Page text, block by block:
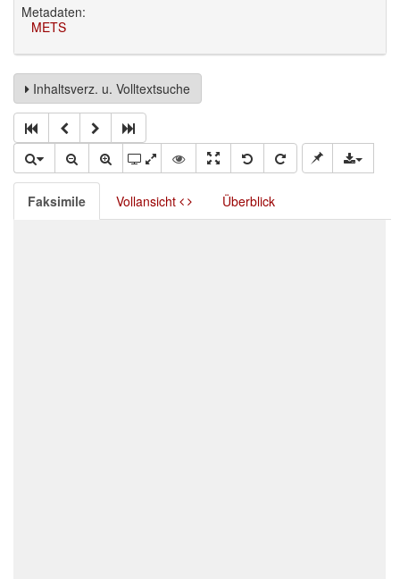
Metadaten:
METS
Inhaltsverz. u. Volltextsuche
Faksimile Vollansicht Überblick